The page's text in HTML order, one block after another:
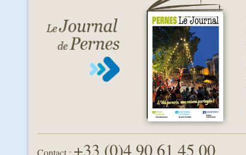
Contact : +33 (0)4 90 61 45 00